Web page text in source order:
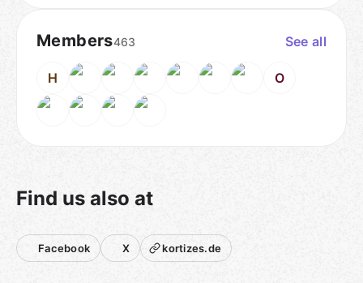
Members463 See all
H O
Find us also at
Facebook X kortizes.de